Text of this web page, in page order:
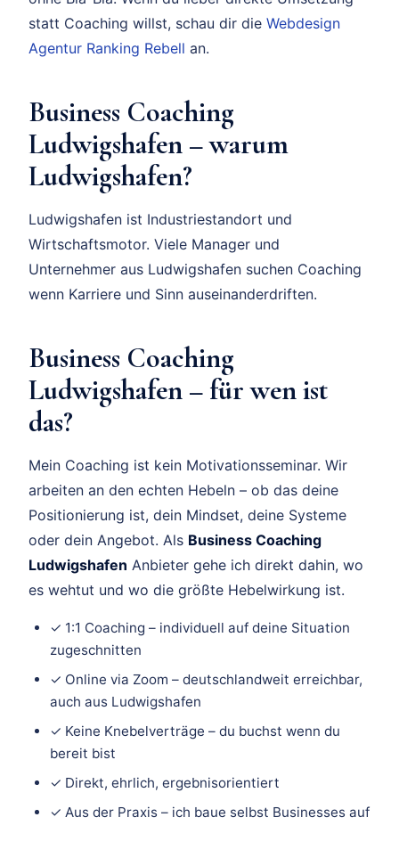
statt Coaching willst, schau dir die Webdesign
Agentur Ranking Rebell an.
Business Coaching
Ludwigshafen – warum
Ludwigshafen?
Ludwigshafen ist Industriestandort und
Wirtschaftsmotor. Viele Manager und
Unternehmer aus Ludwigshafen suchen Coaching
wenn Karriere und Sinn auseinanderdriften.
Business Coaching
Ludwigshafen – für wen ist
das?
Mein Coaching ist kein Motivationsseminar. Wir
arbeiten an den echten Hebeln – ob das deine
Positionierung ist, dein Mindset, deine Systeme
oder dein Angebot. Als Business Coaching
Ludwigshafen Anbieter gehe ich direkt dahin, wo
es wehtut und wo die größte Hebelwirkung ist.
✓ 1:1 Coaching – individuell auf deine Situation
zugeschnitten
✓ Online via Zoom – deutschlandweit erreichbar,
auch aus Ludwigshafen
✓ Keine Knebelverträge – du buchst wenn du
bereit bist
✓ Direkt, ehrlich, ergebnisorientiert
✓ Aus der Praxis – ich baue selbst Businesses auf